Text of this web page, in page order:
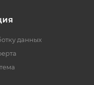
данных